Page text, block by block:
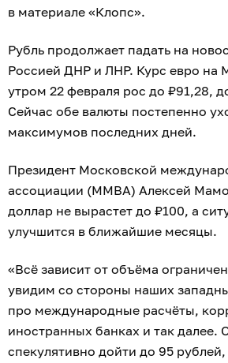
в материале «Клопс».
Рубль продолжает падать на
Россией ДНР и ЛНР. Курс евро на
утром 22 февраля рос до ₽91,28,
Сейчас обе валюты постепенно
максимумов последних дней.
Президент Московской
ассоциации (ММВА) Алексей
доллар не вырастет до ₽100, а
улучшится в ближайшие месяцы.
«Всё зависит от объёма
увидим со стороны наших
про международные расчёты,
иностранных банках и так далее.
спекулятивно дойти до 95